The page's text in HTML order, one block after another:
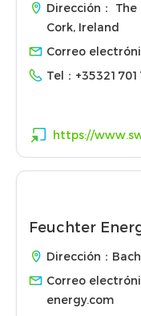
Dirección：
Cork, Ireland
Correo
Tel：
https://
Feuchter
Dirección：
Correo
energy.com